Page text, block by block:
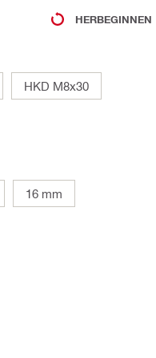
HERBEGINNEN
HKD M8x30
16 mm